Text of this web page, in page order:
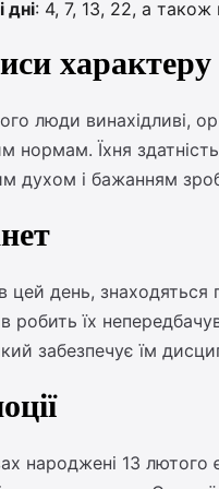
дні: 4, 7, 13, 22, а також
характеру
люди винахідливі,
нормам. Їхня
духом і бажанням
день, знаходяться
робить їх
забезпечує їм
народжені 13 лютого